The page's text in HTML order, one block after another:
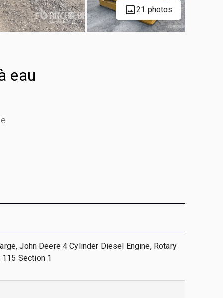
21 photos
eau
John Deere 4 Cylinder Diesel Engine, Rotary
115 Section 1